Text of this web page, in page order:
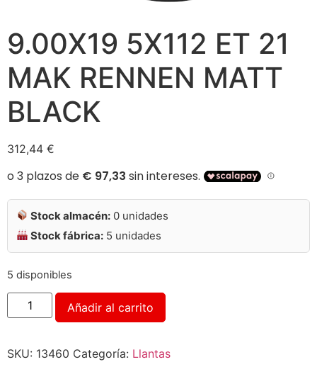
9.00X19 5X112 ET 21
MAK RENNEN MATT
BLACK
312,44 €
Stock almacén: 0 unidades
Stock fábrica: 5 unidades
5 disponibles
Añadir al carrito
SKU: 13460 Categoría: Llantas